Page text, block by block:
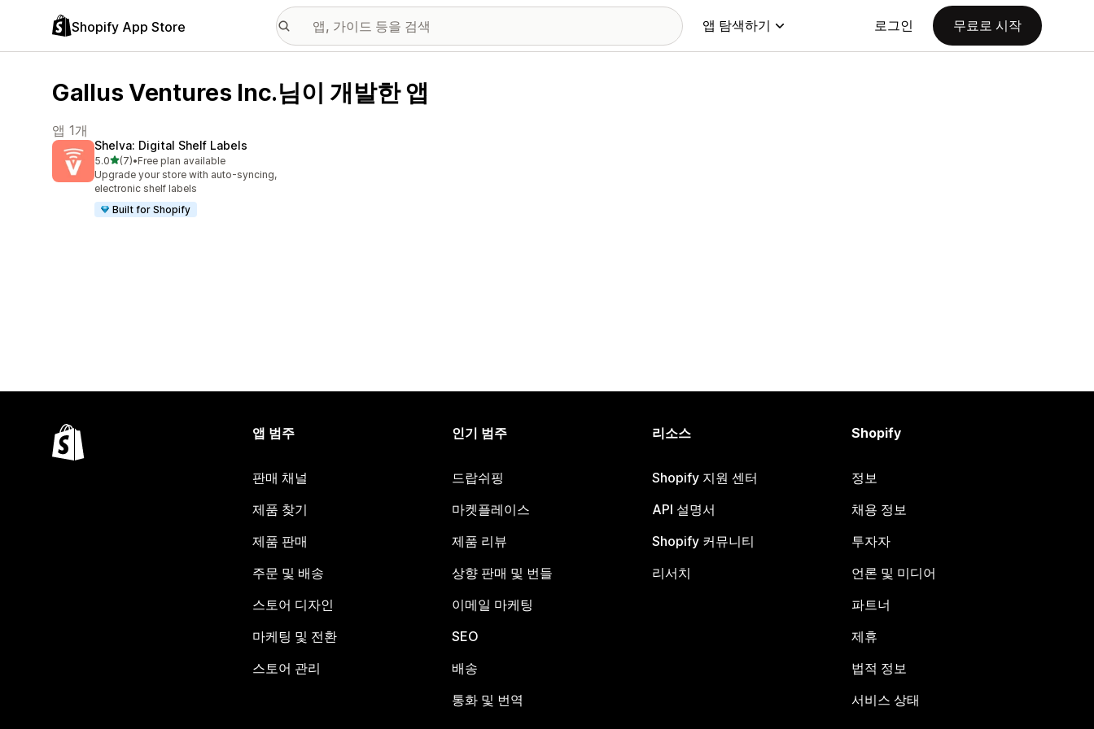
Shopify App Store 앱 탐색하기 로그인 무료로 시작
Gallus Ventures Inc.님이 개발한 앱
앱 1개
Shelva: Digital Shelf Labels
5.0별 5개 중
(7)
총 리뷰 7개
•Free plan available
Upgrade your store with auto-syncing,
electronic shelf labels
Built for Shopify
앱 범주
판매 채널
제품 찾기
제품 판매
주문 및 배송
스토어 디자인
마케팅 및 전환
스토어 관리
인기 범주
드랍쉬핑
마켓플레이스
제품 리뷰
상향 판매 및 번들
이메일 마케팅
SEO
배송
통화 및 번역
리소스
Shopify 지원 센터
API 설명서
Shopify 커뮤니티
리서치
Shopify
정보
채용 정보
투자자
언론 및 미디어
파트너
제휴
법적 정보
서비스 상태